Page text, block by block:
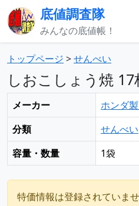
底値調査隊
みんなの底値帳！
トップページ >せんべい
しおこしょう焼 17
メーカー
ホンダ
分類
せんべい
容量・数量
1袋
特価情報は登録されていませ